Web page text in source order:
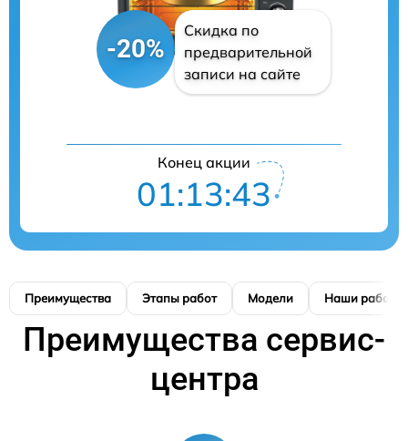
-20%
Скидка по
предварительной
записи на сайте
Конец акции
01:13:42
Преимущества Этапы работ Модели Наши работы
Преимущества сервис-
центра